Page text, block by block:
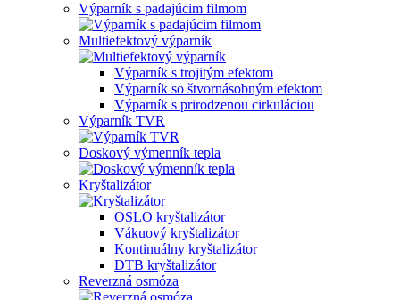
Výparník s padajúcim filmom
Multiefektový výparník
Výparník s trojitým efektom
Výparník so štvornásobným efektom
Výparník s prirodzenou cirkuláciou
Výparník TVR
Doskový výmenník tepla
Kryštalizátor
OSLO kryštalizátor
Vákuový kryštalizátor
Kontinuálny kryštalizátor
DTB kryštalizátor
Reverzná osmóza